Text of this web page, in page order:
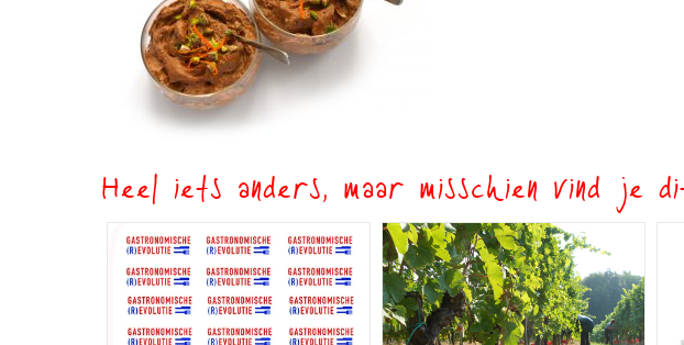
Heel iets anders, maar misschien vind je